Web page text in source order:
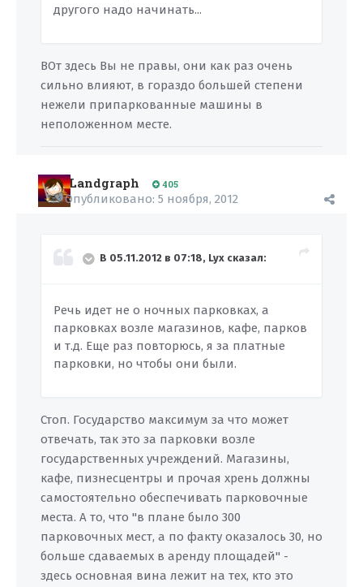
другого надо начинать...
ВОт здесь Вы не правы, они как раз очень
сильно влияют, в гораздо большей степени
нежели припаркованные машины в
неположенном месте.
Landgraph 405
Опубликовано: 5 ноября, 2012
В 05.11.2012 в 07:18, Lyx сказал:
Речь идет не о ночных парковках, а
парковках возле магазинов, кафе, парков
и т.д. Еще раз повторюсь, я за платные
парковки, но чтобы они были.
Стоп. Государство максимум за что может
отвечать, так это за парковки возле
государственных учреждений. Магазины,
кафе, пизнесцентры и прочая хрень должны
самостоятельно обеспечивать парковочные
места. А то, что "в плане было 300
парковочных мест, а по факту оказалось 30, но
больше сдаваемых в аренду площадей" -
здесь основная вина лежит на тех, кто это